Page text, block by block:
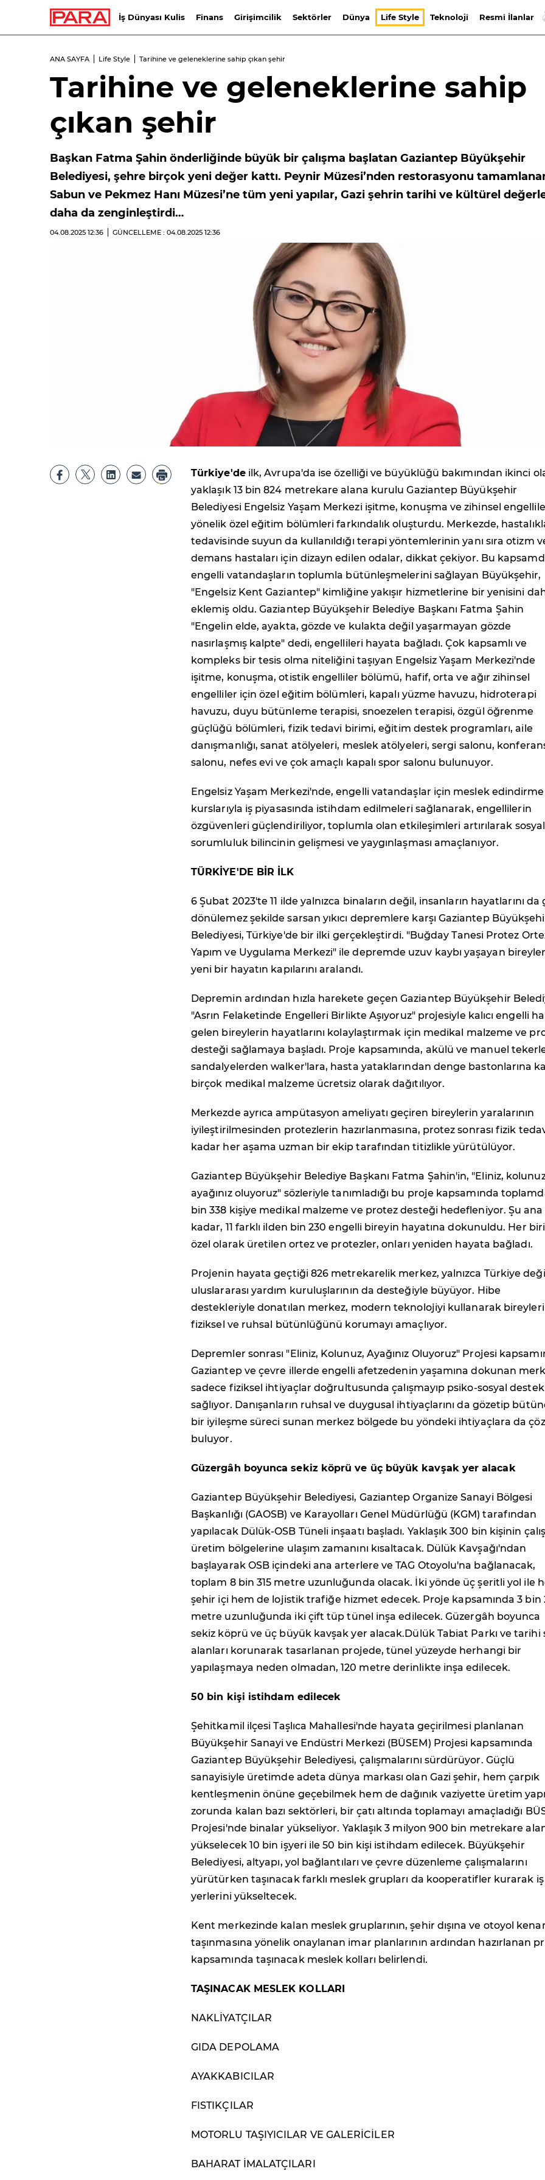
İş Dünyası Kulis Finans Girişimcilik Sektörler Dünya Life Style Teknoloji Resmi İlanlar
ANA SAYFA Life Style Tarihine ve geleneklerine sahip çıkan şehir
Tarihine ve geleneklerine sahip
çıkan şehir
Başkan Fatma Şahin önderliğinde büyük bir çalışma başlatan Gaziantep Büyükşehir
Belediyesi, şehre birçok yeni değer kattı. Peynir Müzesi’nden restorasyonu
Sabun ve Pekmez Hanı Müzesi’ne tüm yeni yapılar, Gazi şehrin tarihi ve kültürel
daha da zenginleştirdi…
04.08.2025 12:36 GÜNCELLEME : 04.08.2025 12:36
Türkiye'deilk, Avrupa'da ise özelliği ve büyüklüğü bakımından ikinci
yaklaşık 13 bin 824 metrekare alana kurulu Gaziantep Büyükşehir
Belediyesi Engelsiz Yaşam Merkezi işitme, konuşma ve zihinsel
yönelik özel eğitim bölümleri farkındalık oluşturdu. Merkezde,
tedavisinde suyun da kullanıldığı terapi yöntemlerinin yanı sıra otizm
demans hastaları için dizayn edilen odalar, dikkat çekiyor. Bu
engelli vatandaşların toplumla bütünleşmelerini sağlayan Büyükşehir,
"Engelsiz Kent Gaziantep" kimliğine yakışır hizmetlerine bir yenisini
eklemiş oldu. Gaziantep Büyükşehir Belediye Başkanı Fatma Şahin
"Engelin elde, ayakta, gözde ve kulakta değil yaşarmayan gözde
nasırlaşmış kalpte" dedi, engellileri hayata bağladı. Çok kapsamlı ve
kompleks bir tesis olma niteliğini taşıyan Engelsiz Yaşam Merkezi'nde
işitme, konuşma, otistik engelliler bölümü, hafif, orta ve ağır zihinsel
engelliler için özel eğitim bölümleri, kapalı yüzme havuzu, hidroterapi
havuzu, duyu bütünleme terapisi, snoezelen terapisi, özgül öğrenme
güçlüğü bölümleri, fizik tedavi birimi, eğitim destek programları, aile
danışmanlığı, sanat atölyeleri, meslek atölyeleri, sergi salonu,
salonu, nefes evi ve çok amaçlı kapalı spor salonu bulunuyor.
Engelsiz Yaşam Merkezi'nde, engelli vatandaşlar için meslek edindirme
kurslarıyla iş piyasasında istihdam edilmeleri sağlanarak, engellilerin
özgüvenleri güçlendiriliyor, toplumla olan etkileşimleri artırılarak sosyal
sorumluluk bilincinin gelişmesi ve yaygınlaşması amaçlanıyor.
TÜRKİYE'DE BİR İLK
6 Şubat 2023'te 11 ilde yalnızca binaların değil, insanların hayatlarını da
dönülemez şekilde sarsan yıkıcı depremlere karşı Gaziantep
Belediyesi, Türkiye'de bir ilki gerçekleştirdi. "Buğday Tanesi Protez
Yapım ve Uygulama Merkezi" ile depremde uzuv kaybı yaşayan
yeni bir hayatın kapılarını aralandı.
Depremin ardından hızla harekete geçen Gaziantep Büyükşehir
"Asrın Felaketinde Engelleri Birlikte Aşıyoruz" projesiyle kalıcı engelli
gelen bireylerin hayatlarını kolaylaştırmak için medikal malzeme ve
desteği sağlamaya başladı. Proje kapsamında, akülü ve manuel
sandalyelerden walker'lara, hasta yataklarından denge bastonlarına
birçok medikal malzeme ücretsiz olarak dağıtılıyor.
Merkezde ayrıca ampütasyon ameliyatı geçiren bireylerin yaralarının
iyileştirilmesinden protezlerin hazırlanmasına, protez sonrası fizik
kadar her aşama uzman bir ekip tarafından titizlikle yürütülüyor.
Gaziantep Büyükşehir Belediye Başkanı Fatma Şahin'in, "Eliniz,
ayağınız oluyoruz" sözleriyle tanımladığı bu proje kapsamında
bin 338 kişiye medikal malzeme ve protez desteği hedefleniyor. Şu ana
kadar, 11 farklı ilden bin 230 engelli bireyin hayatına dokunuldu. Her
özel olarak üretilen ortez ve protezler, onları yeniden hayata bağladı.
Projenin hayata geçtiği 826 metrekarelik merkez, yalnızca Türkiye
uluslararası yardım kuruluşlarının da desteğiyle büyüyor. Hibe
destekleriyle donatılan merkez, modern teknolojiyi kullanarak
fiziksel ve ruhsal bütünlüğünü korumayı amaçlıyor.
Depremler sonrası "Eliniz, Kolunuz, Ayağınız Oluyoruz" Projesi
Gaziantep ve çevre illerde engelli afetzedenin yaşamına dokunan
sadece fiziksel ihtiyaçlar doğrultusunda çalışmayıp psiko-sosyal
sağlıyor. Danışanların ruhsal ve duygusal ihtiyaçlarını da gözetip
bir iyileşme süreci sunan merkez bölgede bu yöndeki ihtiyaçlara da
buluyor.
Güzergâh boyunca sekiz köprü ve üç büyük kavşak yer alacak
Gaziantep Büyükşehir Belediyesi, Gaziantep Organize Sanayi Bölgesi
Başkanlığı (GAOSB) ve Karayolları Genel Müdürlüğü (KGM) tarafından
yapılacak Dülük-OSB Tüneli inşaatı başladı. Yaklaşık 300 bin kişinin
üretim bölgelerine ulaşım zamanını kısaltacak. Dülük Kavşağı'ndan
başlayarak OSB içindeki ana arterlere ve TAG Otoyolu'na bağlanacak,
toplam 8 bin 315 metre uzunluğunda olacak. İki yönde üç şeritli yol ile
şehir içi hem de lojistik trafiğe hizmet edecek. Proje kapsamında 3 bin
metre uzunluğunda iki çift tüp tünel inşa edilecek. Güzergâh boyunca
sekiz köprü ve üç büyük kavşak yer alacak.Dülük Tabiat Parkı ve tarihi
alanları korunarak tasarlanan projede, tünel yüzeyde herhangi bir
yapılaşmaya neden olmadan, 120 metre derinlikte inşa edilecek.
50 bin kişi istihdam edilecek
Şehitkamil ilçesi Taşlıca Mahallesi'nde hayata geçirilmesi planlanan
Büyükşehir Sanayi ve Endüstri Merkezi (BÜSEM) Projesi kapsamında
Gaziantep Büyükşehir Belediyesi, çalışmalarını sürdürüyor. Güçlü
sanayisiyle üretimde adeta dünya markası olan Gazi şehir, hem çarpık
kentleşmenin önüne geçebilmek hem de dağınık vaziyette üretim
zorunda kalan bazı sektörleri, bir çatı altında toplamayı amaçladığı
Projesi'nde binalar yükseliyor. Yaklaşık 3 milyon 900 bin metrekare
yükselecek 10 bin işyeri ile 50 bin kişi istihdam edilecek. Büyükşehir
Belediyesi, altyapı, yol bağlantıları ve çevre düzenleme çalışmalarını
yürütürken taşınacak farklı meslek grupları da kooperatifler kurarak iş
yerlerini yükseltecek.
Kent merkezinde kalan meslek gruplarının, şehir dışına ve otoyol
taşınmasına yönelik onaylanan imar planlarının ardından hazırlanan
kapsamında taşınacak meslek kolları belirlendi.
TAŞINACAK MESLEK KOLLARI
NAKLİYATÇILAR
GIDA DEPOLAMA
AYAKKABICILAR
FISTIKÇILAR
MOTORLU TAŞIYICILAR VE GALERİCİLER
BAHARAT İMALATÇILARI